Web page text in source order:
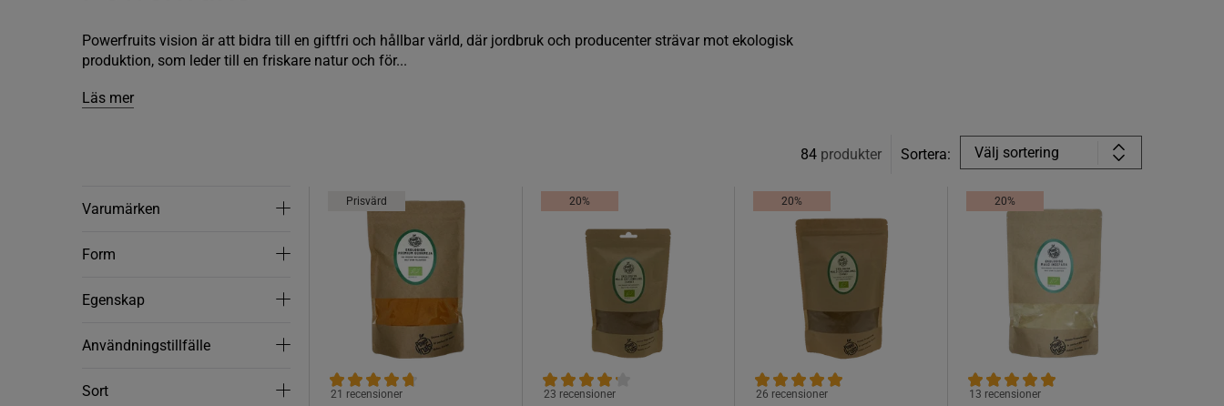
Powerfruits vision är att bidra till en giftfri och hållbar värld, där jordbruk och producenter strävar mot ekologisk
produktion, som leder till en friskare natur och för...
Läs mer
84 produkter Sortera: Välj sortering
Varumärken
Form
EgenskapEgenskap
AnvändningstillfälleAnvändningstillfälle
SortSort
Prisvärd
21 recensioner
20%
23 recensioner
20%
26 recensioner
20%
13 recensioner